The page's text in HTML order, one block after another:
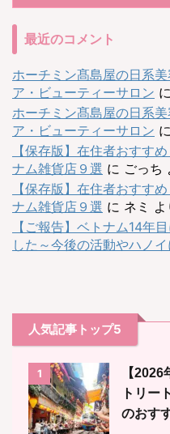
最近のコメント
ホーチミン髙島屋の日系
ア・ビューティーサロン に
ホーチミン髙島屋の日系
ア・ビューティーサロン に
【保存版】在住者おすす
ナム雑貨店９選 に ごっち
【保存版】在住者おすす
ナム雑貨店９選 に ネミ よ
【ご報告】ベトナム14年
した～今後の活動やハノ
人気記事トップ5
1
【
トリー
のおす